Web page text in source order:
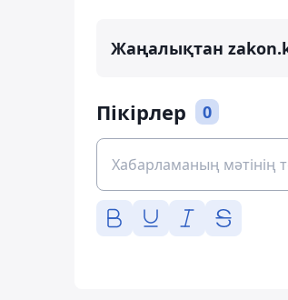
Жаңалықтан
Пікірлер 0